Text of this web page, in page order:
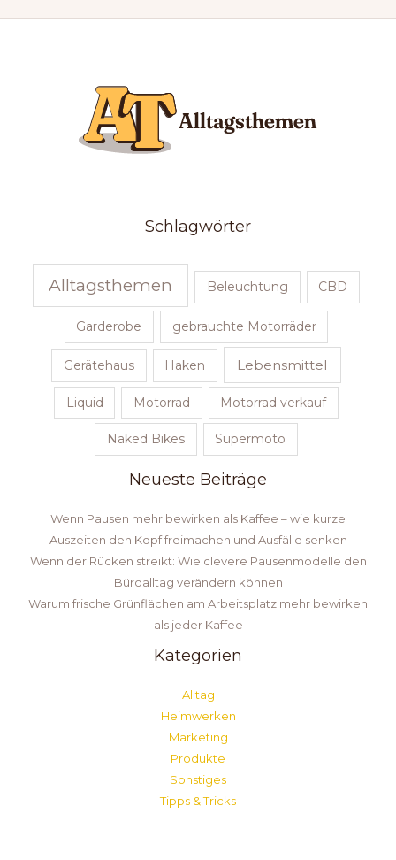
Schlagwörter
Alltagsthemen Beleuchtung CBD
Garderobe gebrauchte Motorräder
Gerätehaus Haken Lebensmittel
Liquid Motorrad Motorrad verkauf
Naked Bikes Supermoto
Neueste Beiträge
Wenn Pausen mehr bewirken als Kaffee – wie kurze
Auszeiten den Kopf freimachen und Ausfälle senken
Wenn der Rücken streikt: Wie clevere Pausenmodelle den
Büroalltag verändern können
Warum frische Grünflächen am Arbeitsplatz mehr bewirken
als jeder Kaffee
Kategorien
Alltag
Heimwerken
Marketing
Produkte
Sonstiges
Tipps & Tricks